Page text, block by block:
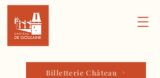
Billetterie Château